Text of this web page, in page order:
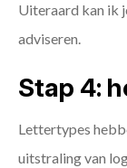
Uiteraard kan ik
adviseren.
Stap 4:
Lettertypes
uitstraling van